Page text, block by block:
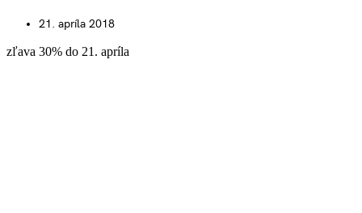
21. apríla 2018
zľava 30% do 21. apríla